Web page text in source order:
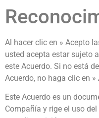
Al hacer clic en » Acepto
usted acepta estar sujeto
este Acuerdo. Si no está
Acuerdo, no haga clic en »
Este Acuerdo es un
Compañía y rige el uso